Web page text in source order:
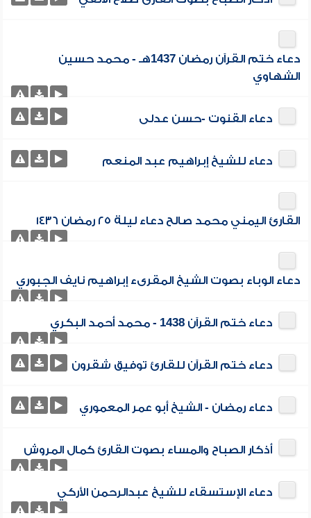
دعاء ختم القرآن رمضان 1437هـ - محمد حسين
الشهاوي
دعاء القنوت -حسن عدلى
دعاء للشيخ إبراهيم عبد المنعم
القارئ اليمني محمد صالح دعاء ليلة ٢٥ رمضان ١٤٣٦
دعاء الوباء بصوت الشيخ المقرىء إبراهيم نايف الجبوري
دعاء ختم القرآن 1438 - محمد أحمد البكري
دعاء ختم القرآن للقارئ توفيق شقرون
دعاء رمضان - الشيخ أبو عمر المعموري
أذكار الصباح والمساء بصوت القارئ كمال المروش
دعاء الإستسقاء للشيخ عبدالرحمن الأركي